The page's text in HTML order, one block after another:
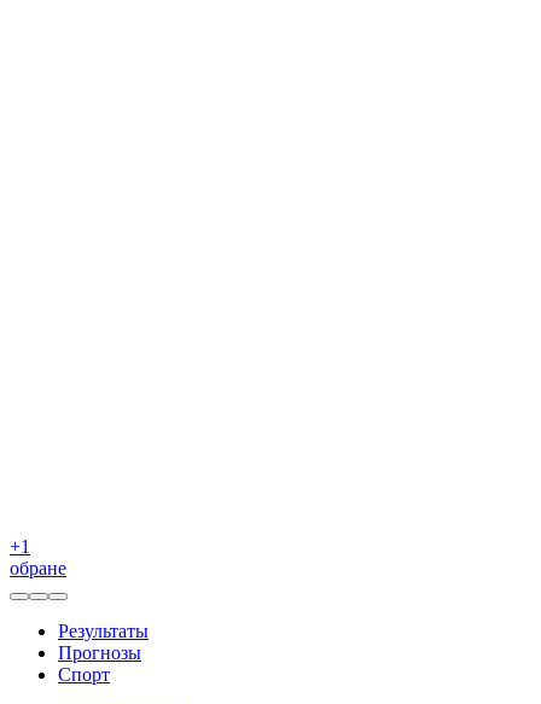
+1
обране
Результаты
Прогнозы
Спорт